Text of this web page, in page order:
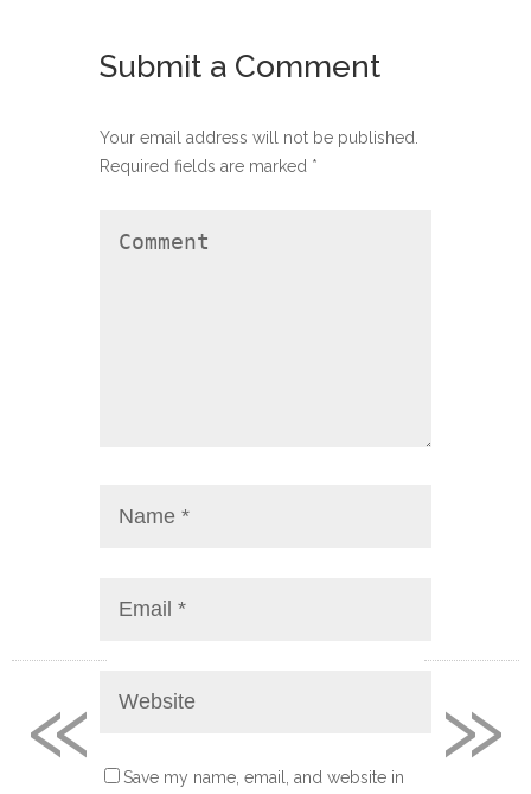
Submit a Comment
Your email address will not be published.
Required fields are marked *
Save my name, email, and website in
»
«